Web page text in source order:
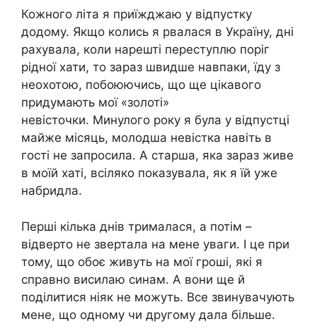
Кожного літа я приїжджаю у відпустку
додому. Якщо колись я рвалася в Україну, дні
рахувала, коли нарешті переступлю поріг
рідної хати, то зараз швидше навпаки, їду з
неохотою, побоюючись, що ще цікавого
придумають мої «золоті»
невісточки. Минулого року я була у відпустці
майже місяць, молодша невістка навіть в
гості не запросила. А старша, яка зараз живе
в моїй хаті, всіляко показувала, як я їй уже
набридла.
Перші кілька днів трималася, а потім –
відверто не звертала на мене уваги. І це при
тому, що обоє живуть на мої гроші, які я
справно висилаю синам. А вони ще й
поділитися ніяк не можуть. Все звинувачують
мене, що одному чи другому дала більше.